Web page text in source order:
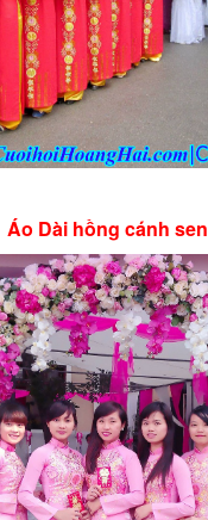
Áo Dài hồng cánh sen